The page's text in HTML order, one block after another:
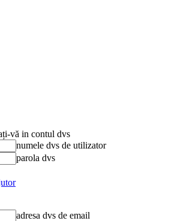
vă in contul dvs
numele dvs de utilizator
parola dvs
adresa dvs de email